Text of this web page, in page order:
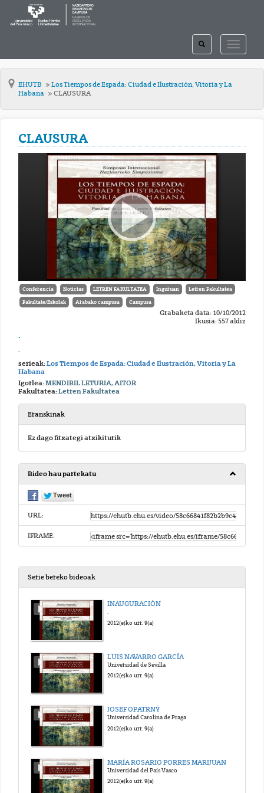
TOGGLE
TOGGLE
SEARCH
EHUTB
Los Tiempos de Espada: Ciudad e Ilustración, Vitoria y La
Habana
CLAUSURA
CLAUSURA
Conferencia Noticias LETREN FAKULTATEA Inguruan Letren Fakultatea
Fakultate/Eskolak Arabako campusa Campusa
Grabaketa data: 10/10/2012
Ikusia: 557 aldiz
.
.
serieak:Los Tiempos de Espada: Ciudad e Ilustración, Vitoria y La
Habana
Igorlea:MENDIBIL LETURIA, AITOR
Fakultatea:Letren Fakultatea
Eranskinak
Ez dago fitxategi atxikiturik
Bideo hau partekatu
URL:
IFRAME:
Serie bereko bideoak
INAUGURACIÓN
.
2012(e)ko urr. 9(a)
LUIS NAVARRO GARCÍA
Universidad de Sevilla
2012(e)ko urr. 9(a)
JOSEF OPATRNÝ
Universidad Carolina de Praga
2012(e)ko urr. 9(a)
MARÍA ROSARIO PORRES MARIJUAN
Universidad del País Vasco
2012(e)ko urr. 9(a)